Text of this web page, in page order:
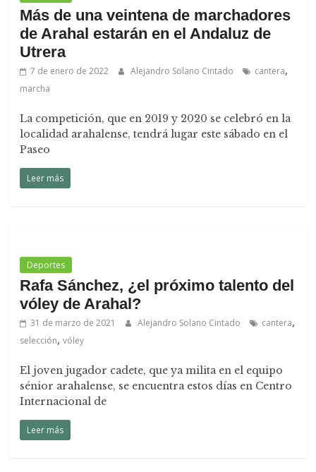
Más de una veintena de marchadores
de Arahal estarán en el Andaluz de
Utrera
7 de enero de 2022 Alejandro Solano Cintado cantera,
marcha
La competición, que en 2019 y 2020 se celebró en la
localidad arahalense, tendrá lugar este sábado en el
Paseo
Leer más
Deportes
Rafa Sánchez, ¿el próximo talento del
vóley de Arahal?
31 de marzo de 2021 Alejandro Solano Cintado cantera,
selección,vóley
El joven jugador cadete, que ya milita en el equipo
sénior arahalense, se encuentra estos días en Centro
Internacional de
Leer más